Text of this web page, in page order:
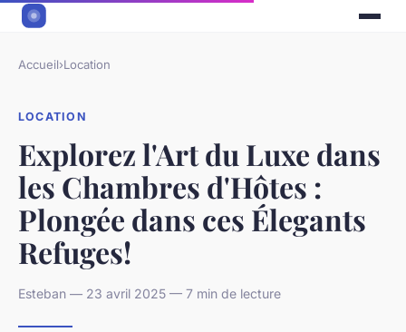
Accueil›Location
LOCATION
Explorez l'Art du Luxe dans
les Chambres d'Hôtes :
Plongée dans ces Élegants
Refuges!
Esteban — 23 avril 2025 — 7 min de lecture